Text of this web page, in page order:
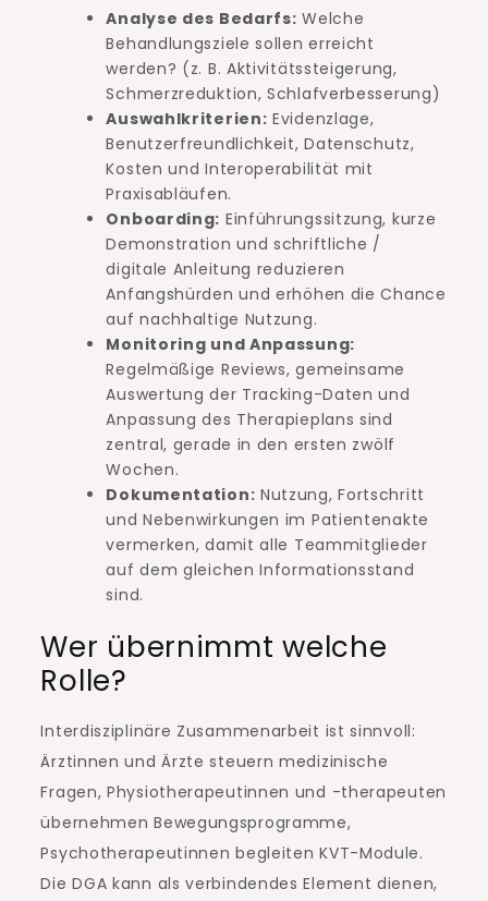
Analyse des Bedarfs: Welche
Behandlungsziele sollen erreicht
werden? (z. B. Aktivitätssteigerung,
Schmerzreduktion, Schlafverbesserung)
Auswahlkriterien: Evidenzlage,
Benutzerfreundlichkeit, Datenschutz,
Kosten und Interoperabilität mit
Praxisabläufen.
Onboarding: Einführungssitzung, kurze
Demonstration und schriftliche /
digitale Anleitung reduzieren
Anfangshürden und erhöhen die Chance
auf nachhaltige Nutzung.
Monitoring und Anpassung:
Regelmäßige Reviews, gemeinsame
Auswertung der Tracking-Daten und
Anpassung des Therapieplans sind
zentral, gerade in den ersten zwölf
Wochen.
Dokumentation: Nutzung, Fortschritt
und Nebenwirkungen im Patientenakte
vermerken, damit alle Teammitglieder
auf dem gleichen Informationsstand
sind.
Wer übernimmt welche
Rolle?
Interdisziplinäre Zusammenarbeit ist sinnvoll:
Ärztinnen und Ärzte steuern medizinische
Fragen, Physiotherapeutinnen und -therapeuten
übernehmen Bewegungsprogramme,
Psychotherapeutinnen begleiten KVT-Module.
Die DGA kann als verbindendes Element dienen,